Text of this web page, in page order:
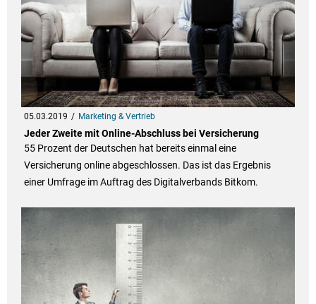
05.03.2019 Marketing & Vertrieb
Jeder Zweite mit Online-Abschluss bei Versicherung
55 Prozent der Deutschen hat bereits einmal eine
Versicherung online abgeschlossen. Das ist das Ergebnis
einer Umfrage im Auftrag des Digitalverbands Bitkom.